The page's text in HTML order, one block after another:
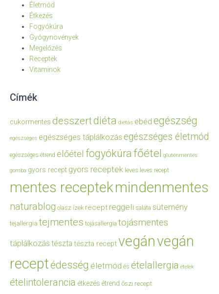
Életmód
Étkezés
Fogyókúra
Gyógynövények
Megelőzés
Receptek
Vitaminok
Címék
cukormentes desszertdiéta diétás ebéd egészség
egészséges egészséges táplálkozás egészséges életmód
egészséges étrend előétel fogyókúrafőétel gluténmentes
gomba gyors recept gyors receptek leves leves recept
mentes receptekmindenmentes
naturablog olasz ízek recept reggeli saláta sütemény
tejallergia tejmentes tojásallergia tojásmentes
táplálkozás tészta tészta receptvegánvegán
receptédesség életmód és ételallergia ételek
ételintolerancia étkezés étrend őszi recept